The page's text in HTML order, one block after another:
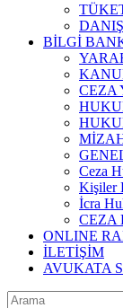
BİLGİ
CEZA
Ceza
Kişiler
İcra
CEZA
ONLINE
İLETİŞİM
AVUKATA